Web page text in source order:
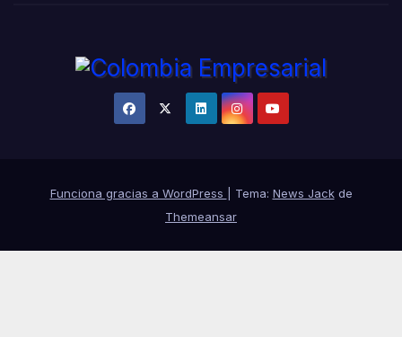
Funciona gracias a WordPress Tema: News Jackde
Themeansar